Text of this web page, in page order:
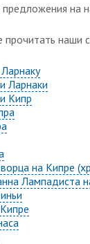
на
наши
Ларнаки
Кипр
на Кипре
Лампадиста